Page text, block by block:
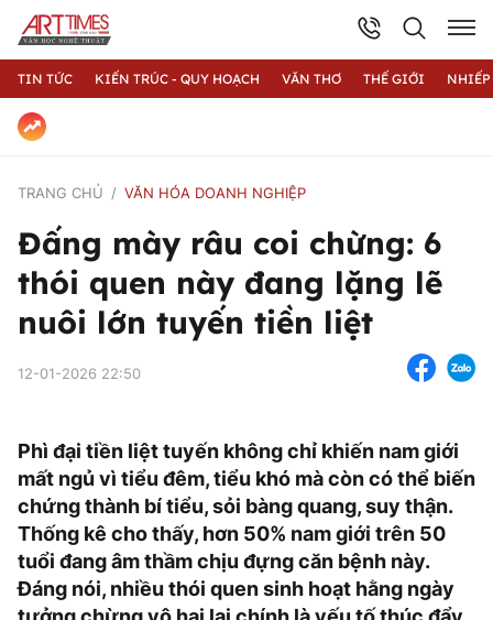
TIN TỨC KIẾN TRÚC - QUY HOẠCH VĂN THƠ THẾ GIỚI
TRANG CHỦ VĂN HÓA DOANH NGHIỆP
Đấng mày râu coi chừng: 6
thói quen này đang lặng lẽ
nuôi lớn tuyến tiền liệt
12-01-2026 22:50
Phì đại tiền liệt tuyến không chỉ khiến nam giới
mất ngủ vì tiểu đêm, tiểu khó mà còn có thể biến
chứng thành bí tiểu, sỏi bàng quang, suy thận.
Thống kê cho thấy, hơn 50% nam giới trên 50
tuổi đang âm thầm chịu đựng căn bệnh này.
Đáng nói, nhiều thói quen sinh hoạt hằng ngày